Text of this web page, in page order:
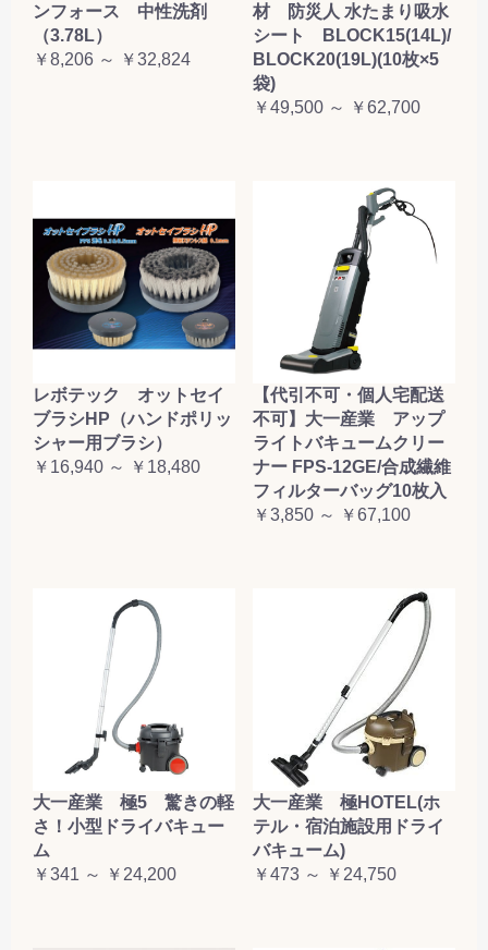
ンフォース 中性洗剤
（3.78L）
￥8,206 ～ ￥32,824
材 防災人 水たまり吸水
シート BLOCK15(14L)/
BLOCK20(19L)(10枚×5
袋)
￥49,500 ～ ￥62,700
レボテック オットセイ
ブラシHP（ハンドポリッ
シャー用ブラシ）
￥16,940 ～ ￥18,480
【代引不可・個人宅配送
不可】大一産業 アップ
ライトバキュームクリー
ナー FPS-12GE/合成繊維
フィルターバッグ10枚入
￥3,850 ～ ￥67,100
大一産業 極5 驚きの軽
さ！小型ドライバキュー
ム
￥341 ～ ￥24,200
大一産業 極HOTEL(ホ
テル・宿泊施設用ドライ
バキューム)
￥473 ～ ￥24,750